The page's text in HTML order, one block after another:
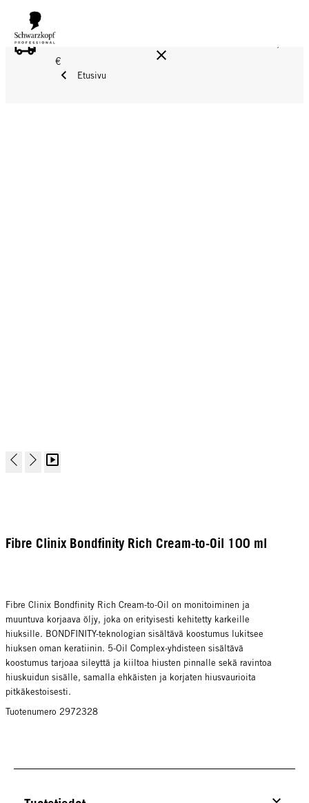
ILMAINEN TOIMITUS YLI 160 € TILAUKSIIN!
€
Etusivu
Fibre Clinix Bondfinity Rich Cream-to-Oil 100 ml
Fibre Clinix Bondfinity Rich Cream-to-Oil on monitoiminen ja
muuntuva korjaava öljy, joka on erityisesti kehitetty karkeille
hiuksille. BONDFINITY-teknologian sisältävä koostumus lukitsee
hiuksen oman keratiinin. 5-Oil Complex-yhdisteen sisältävä
koostumus tarjoaa sileyttä ja kiiltoa hiusten pinnalle sekä ravintoa
hiuskuidun sisälle, samalla ehkäisten ja korjaten hiusvaurioita
pitkäkestoisesti.
Tuotenumero 2972328